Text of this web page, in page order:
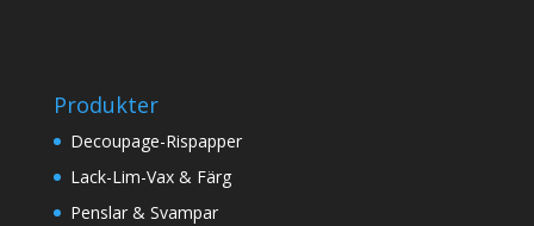
Produkter
Decoupage-Rispapper
Lack-Lim-Vax & Färg
Penslar & Svampar